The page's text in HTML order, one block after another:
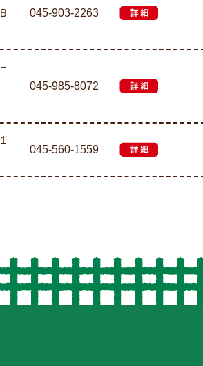
045-903-2263
045-985-8072
045-560-1559